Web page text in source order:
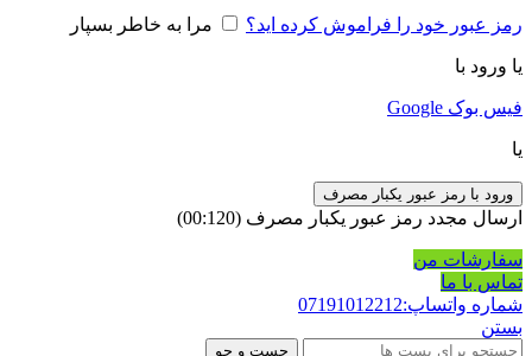
رمز عبور خود را فراموش کرده اید؟ مرا به خاطر بسپار
یا ورود با
فیس بوک Google
یا
ورود با رمز عبور یکبار مصرف
ارسال مجدد رمز عبور یکبار مصرف (00:
120
)
سفارشات من
تماس با ما
شماره واتساپ:07191012212
بستن
جست و جو